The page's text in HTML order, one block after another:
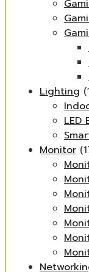
Lighting
LED
Monitor